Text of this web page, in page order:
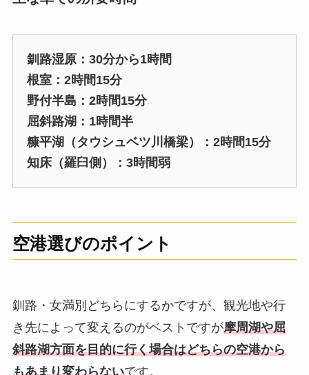
釧路湿原：30分から1時間
根室：2時間15分
野付半島：2時間15分
屈斜路湖：1時間半
糠平湖（タウシュベツ川橋梁）：2時間15分
知床（羅臼側）：3時間弱
空港選びのポイント
釧路・女満別どちらにするかですが、観光地や行
き先によって変えるのがベストですが摩周湖や屈
斜路湖方面を目的に行く場合はどちらの空港から
もあまり変わらないです。